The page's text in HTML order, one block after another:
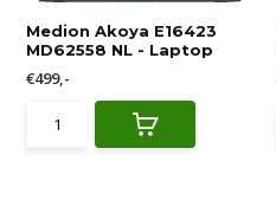
Medion Akoya E16423
MD62558 NL - Laptop
€499,-